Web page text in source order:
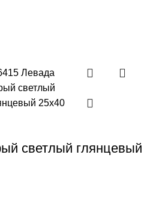
светлый глянцевый